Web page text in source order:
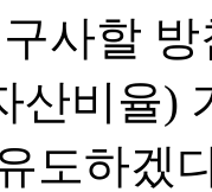
사할
산비율)
도하겠